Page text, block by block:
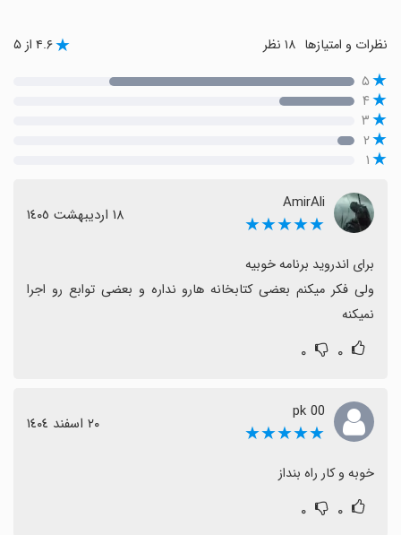
نظرات و امتیازها ۴.۶ از ۵
۵
۴
۳
۲
۱
AmirAli
★★★★★ ١٨ اردیبهشت ١٤٠٥
نمیکنه
۰ ۰
pk 00
★★★★★ ٢٠ اسفند ١٤٠٤
خوبه و کار راه بنداز
۰ ۰